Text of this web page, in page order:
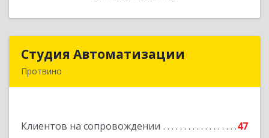
Студия Автоматизации
Протвино
Клиентов на сопровождении
47
Студия Автоматизации
Подробнее